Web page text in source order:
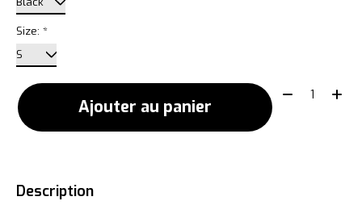
Size: *
Ajouter au panier
Quantité:
Description